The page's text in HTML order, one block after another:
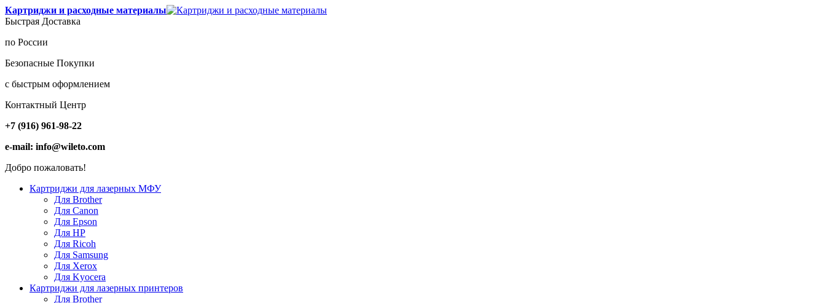
Картриджи и расходные материалы
Быстрая Доставка
по России
Безопасные Покупки
с быстрым оформлением
Контактный Центр
+7 (916) 961-98-22
e-mail: info@wileto.com
Добро пожаловать!
Картриджи для лазерных МФУ
Для Brother
Для Canon
Для Epson
Для HP
Для Ricoh
Для Samsung
Для Xerox
Для Kyocera
Картриджи для лазерных принтеров
Для Brother